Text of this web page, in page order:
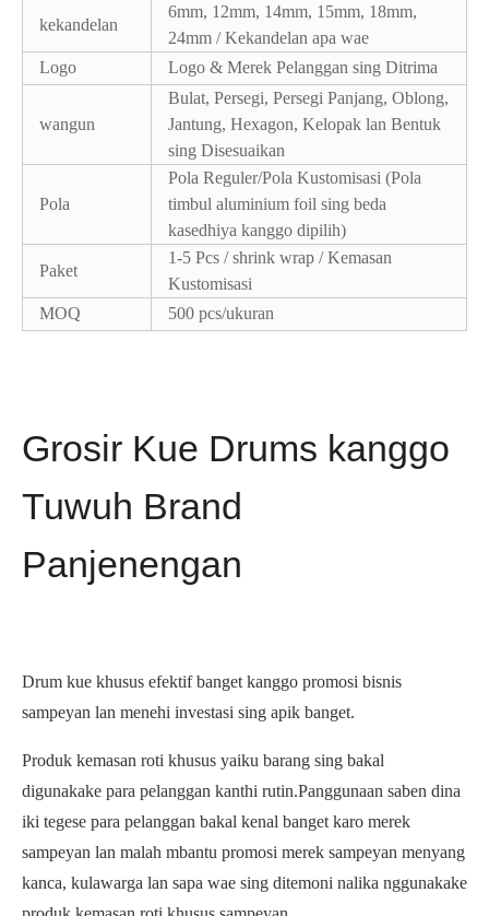
kekandelan
6mm, 12mm, 14mm, 15mm, 18mm,
24mm / Kekandelan apa wae
Logo
Logo & Merek Pelanggan sing Ditrima
wangun
Bulat, Persegi, Persegi Panjang, Oblong,
Jantung, Hexagon, Kelopak lan Bentuk
sing Disesuaikan
Pola
Pola Reguler/Pola Kustomisasi (Pola
timbul aluminium foil sing beda
kasedhiya kanggo dipilih)
Paket
1-5 Pcs / shrink wrap / Kemasan
Kustomisasi
MOQ
500 pcs/ukuran
Grosir Kue Drums kanggo
Tuwuh Brand
Panjenengan
Drum kue khusus efektif banget kanggo promosi bisnis
sampeyan lan menehi investasi sing apik banget.
Produk kemasan roti khusus yaiku barang sing bakal
digunakake para pelanggan kanthi rutin.Panggunaan saben dina
iki tegese para pelanggan bakal kenal banget karo merek
sampeyan lan malah mbantu promosi merek sampeyan menyang
kanca, kulawarga lan sapa wae sing ditemoni nalika nggunakake